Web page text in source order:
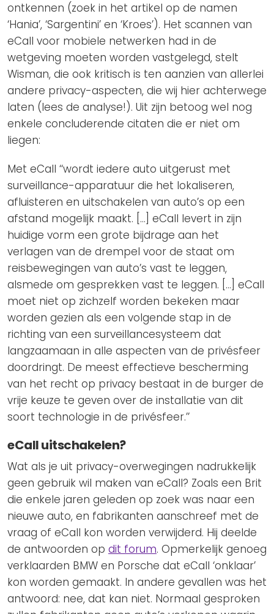
ontkennen (zoek in het artikel op de namen
‘Hania’, ‘Sargentini’ en ‘Kroes’). Het scannen van
eCall voor mobiele netwerken had in de
wetgeving moeten worden vastgelegd, stelt
Wisman, die ook kritisch is ten aanzien van allerlei
andere privacy-aspecten, die wij hier achterwege
laten (lees de analyse!). Uit zijn betoog wel nog
enkele concluderende citaten die er niet om
liegen:
Met eCall ‘‘wordt iedere auto uitgerust met
surveillance-apparatuur die het lokaliseren,
afluisteren en uitschakelen van auto’s op een
afstand mogelijk maakt. […] eCall levert in zijn
huidige vorm een grote bijdrage aan het
verlagen van de drempel voor de staat om
reisbewegingen van auto’s vast te leggen,
alsmede om gesprekken vast te leggen. […] eCall
moet niet op zichzelf worden bekeken maar
worden gezien als een volgende stap in de
richting van een surveillancesysteem dat
langzaamaan in alle aspecten van de privésfeer
doordringt. De meest effectieve bescherming
van het recht op privacy bestaat in de burger de
vrije keuze te geven over de installatie van dit
soort technologie in de privésfeer.’’
eCall uitschakelen?
Wat als je uit privacy-overwegingen nadrukkelijk
geen gebruik wil maken van eCall? Zoals een Brit
die enkele jaren geleden op zoek was naar een
nieuwe auto, en fabrikanten aanschreef met de
vraag of eCall kon worden verwijderd. Hij deelde
de antwoorden op dit forum. Opmerkelijk genoeg
verklaarden BMW en Porsche dat eCall ‘onklaar’
kon worden gemaakt. In andere gevallen was het
antwoord: nee, dat kan niet. Normaal gesproken